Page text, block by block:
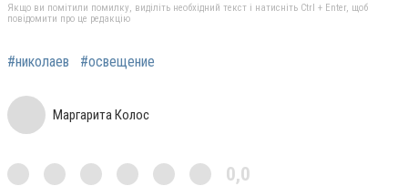
Якщо ви помітили помилку, виділіть необхідний текст і натисніть Ctrl + Enter, щоб
повідомити про це редакцію
#николаев #освещение
Маргарита Колос
0,0